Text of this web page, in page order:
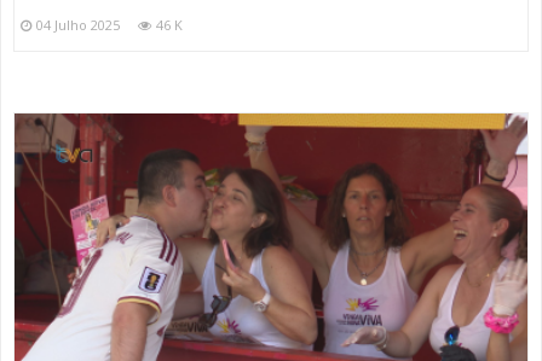
04 Julho 2025 46 K